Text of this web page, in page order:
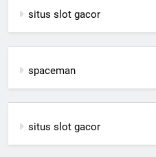
situs slot gacor
spaceman
situs slot gacor